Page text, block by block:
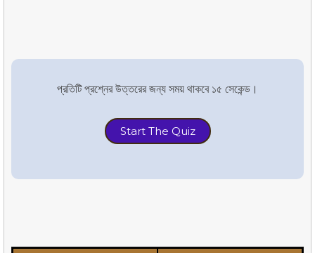
প্রতিটি প্রশ্নের উত্তরের জন্য সময় থাকবে ১৫ সেকেন্ড।
Start The Quiz